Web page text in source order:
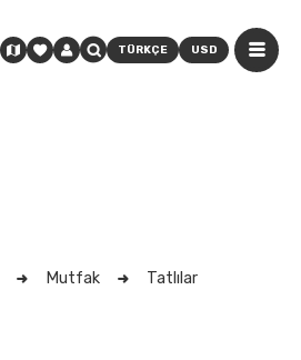
TÜRKÇE USD
Mutfak Tatlılar